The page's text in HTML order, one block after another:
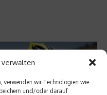
verwalten
verwenden wir Technologien wie
und/oder darauf